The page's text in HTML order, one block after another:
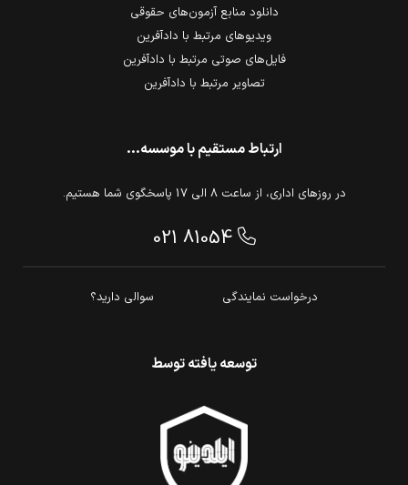
ارتباط مستقیم با موسسه...
در روزهای اداری، از ساعت 8 الی 17 پاسخگوی شما هستیم.
021 81054
درخواست نمایندگی سوالی دارید؟
دانلود منابع آزمون‌های حقوقی
ویدیوهای مرتبط با دادآفرین
فایل‌های صوتی مرتبط با دادآفرین
تصاویر مرتبط با دادآفرین
توسعه یافته توسط